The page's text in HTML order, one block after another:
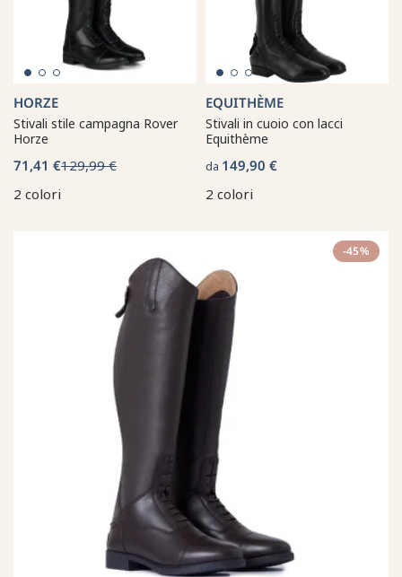
HORZE
Stivali stile campagna Rover
Horze
71,41 €129,99 €
2 colori
EQUITHÈME
Stivali in cuoio con lacci
Equithème
da 149,90 €
2 colori
-45%